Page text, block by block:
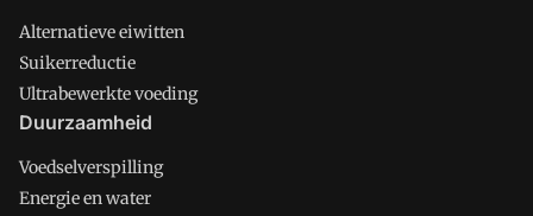
Alternatieve eiwitten
Suikerreductie
Ultrabewerkte voeding
Duurzaamheid
Voedselverspilling
Energie en water